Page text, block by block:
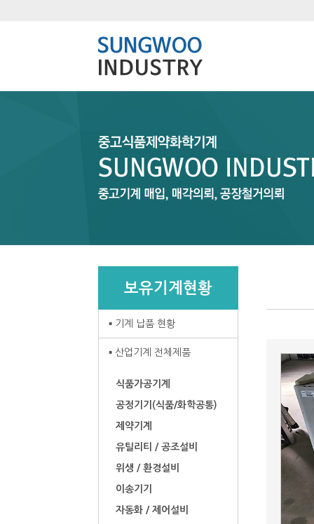
보유기계현황
기계 납품 현황
산업기계 전체제품
식품가공기계
공정기기(식품/화학공통)
제약기계
유틸리티 / 공조설비
위생 / 환경설비
이송기기
자동화 / 제어설비